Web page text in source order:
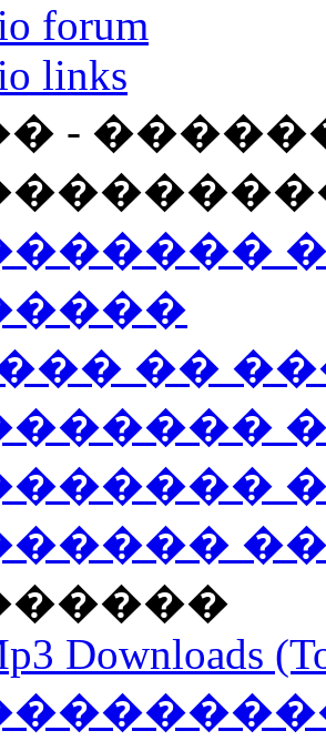
forum
links
-
��
Downloads